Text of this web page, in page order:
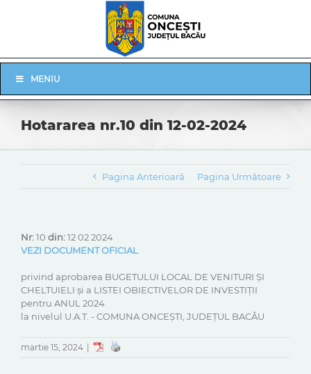
Navigation
MENIU
Hotararea nr.10 din 12-02-2024
Pagina Anterioară Pagina Următoare
Nr:10 din:12 02 2024
VEZI DOCUMENT OFICIAL
privind aprobarea BUGETULUI LOCAL DE VENITURI ȘI
CHELTUIELI și a LISTEI OBIECTIVELOR DE INVESTIŢII
pentru ANUL 2024
la nivelul U.A.T. - COMUNA ONCEŞTI, JUDEŢUL BACĂU
martie 15, 2024